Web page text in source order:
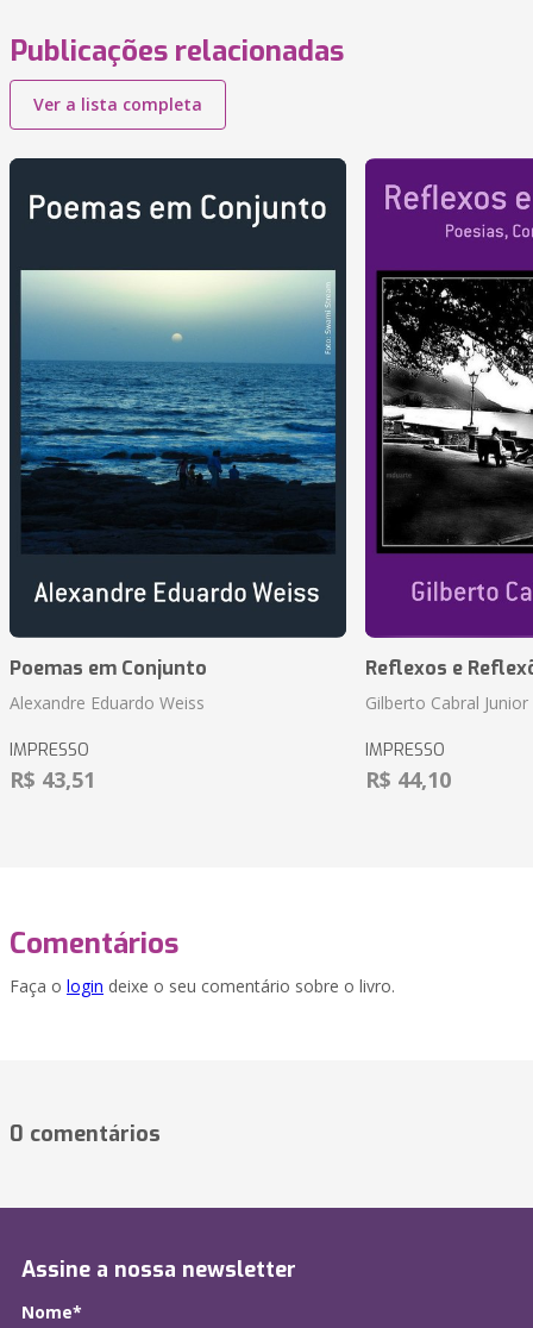
Publicações relacionadas
Ver a lista completa
Poemas em Conjunto
Alexandre Eduardo Weiss
IMPRESSO
R$ 43,51
Reflexos e
Gilberto Cabral Junior
IMPRESSO
R$ 44,10
Comentários
Faça o login deixe o seu comentário sobre o livro.
0 comentários
Assine a nossa newsletter
Nome*